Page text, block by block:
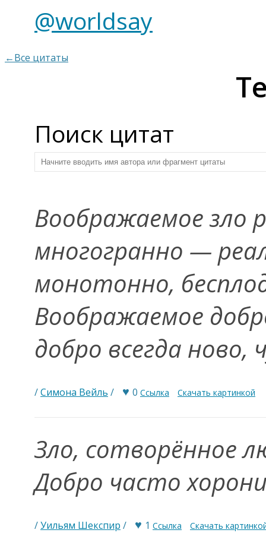
@worldsay
←Все цитаты
Поиск цитат
Воображаемое зло
многогранно —
монотонно,
Воображаемое
добро всегда
/Симона Вейль / ♥ 0 Ссылка Скачать картинкой
Зло, сотворённое
Добро часто
/Уильям Шекспир / ♥ 1 Ссылка Скачать